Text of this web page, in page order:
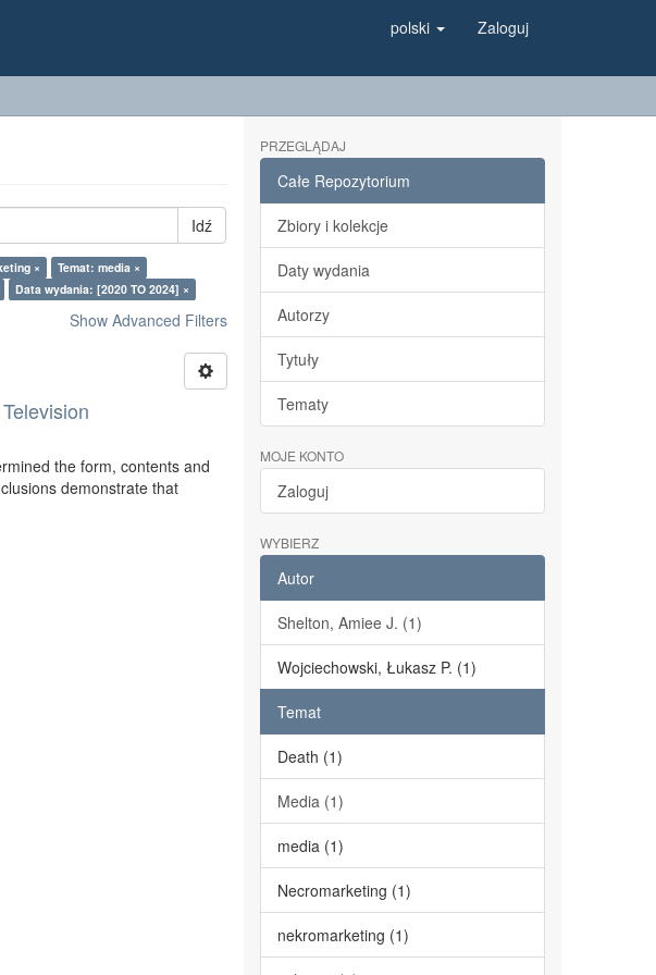
polski Zaloguj
Idź
×
Temat: media ×
Data wydania: [2020 TO 2024] ×
Show Advanced Filters
the form, contents and
demonstrate that
PRZEGLĄDAJ
Całe Repozytorium
Zbiory i kolekcje
Daty wydania
Autorzy
Tytuły
Tematy
MOJE KONTO
Zaloguj
WYBIERZ
Autor
Shelton, Amiee J. (1)
Wojciechowski, Łukasz P. (1)
Temat
Death (1)
Media (1)
media (1)
Necromarketing (1)
nekromarketing (1)